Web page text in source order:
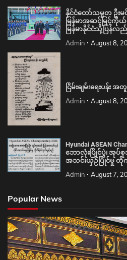
နိုင်ငံတော်သမ္မတ ဦး
မြန်မာအဆင့်မြင့်ကို
မြန်မာနိုင်ငံသို့ပြန်လ
Admin August 8,
ငြိမ်းချမ်းရေးပန်း အ
Admin August 8,
Hyundai ASEAN
ဘောလုံးပြိုင်ပွဲ၊ အုပ်
အသင်းယှဉ်ပြိုင်မှု
Admin August 7,
Popular News